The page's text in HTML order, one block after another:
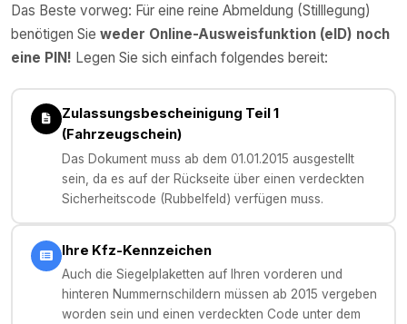
Das Beste vorweg: Für eine reine Abmeldung (Stilllegung)
benötigen Sie weder Online-Ausweisfunktion (eID) noch
eine PIN! Legen Sie sich einfach folgendes bereit:
Zulassungsbescheinigung Teil 1
(Fahrzeugschein)
Das Dokument muss ab dem 01.01.2015 ausgestellt
sein, da es auf der Rückseite über einen verdeckten
Sicherheitscode (Rubbelfeld) verfügen muss.
Ihre Kfz-Kennzeichen
Auch die Siegelplaketten auf Ihren vorderen und
hinteren Nummernschildern müssen ab 2015 vergeben
worden sein und einen verdeckten Code unter dem